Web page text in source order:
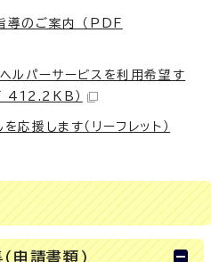
のご案内 （PDF
ルパーサービスを利用希望す
412.2KB）
援します（リーフレット）
申請書類）